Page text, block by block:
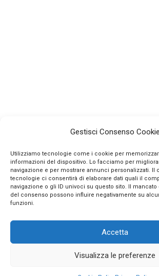
Gestisci Consenso Cookie
Utilizziamo tecnologie come i cookie per
informazioni del dispositivo. Lo facciamo per
navigazione e per mostrare annunci personalizzati. Il
tecnologie ci consentirà di elaborare dati quali il
navigazione o gli ID univoci su questo sito. Il
del consenso possono influire negativamente su
funzioni.
Accetta
Visualizza le preferenze
INFO
SEGUICI SUI SOCIAL